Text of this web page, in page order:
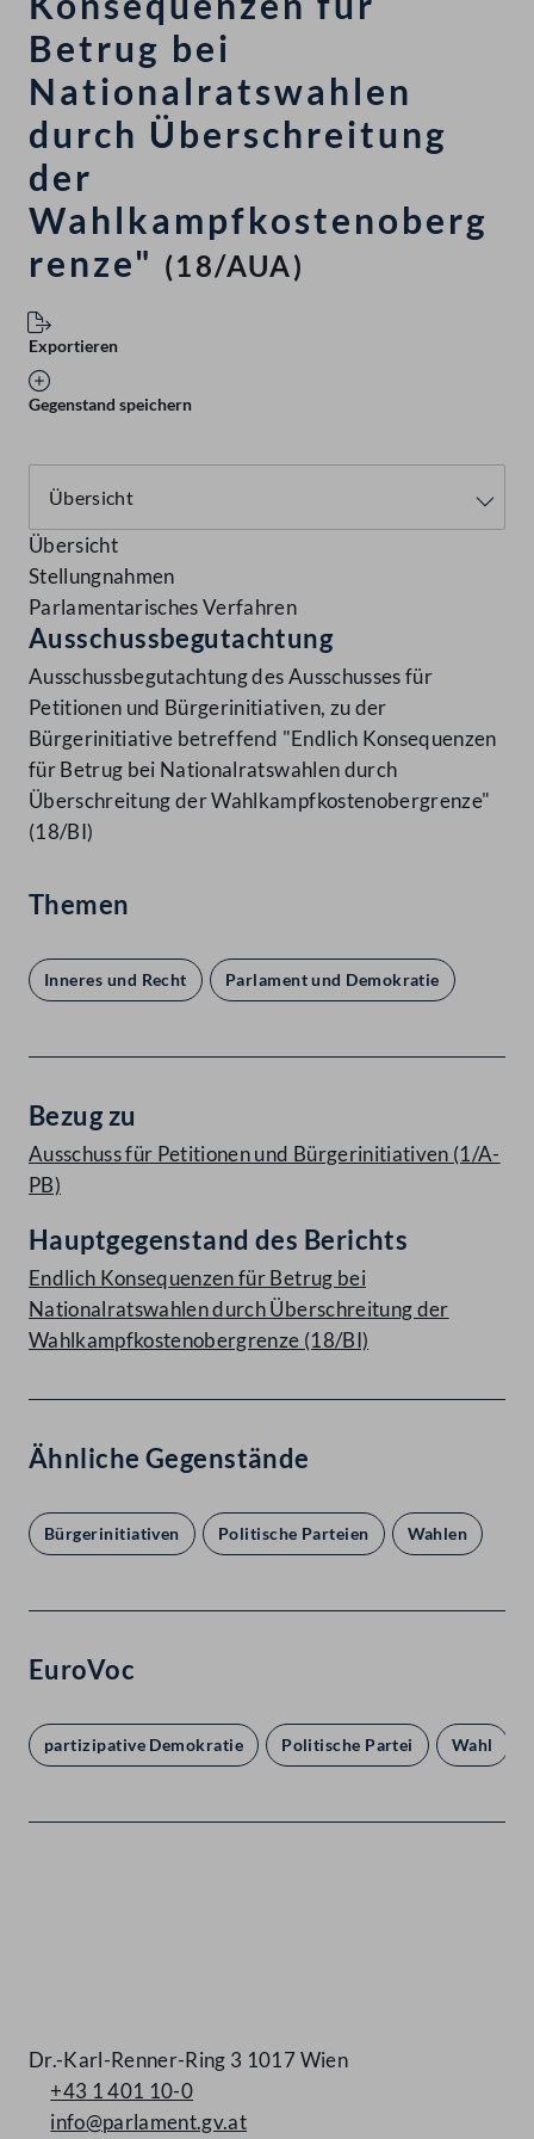
Betrug bei
Nationalratswahlen
durch Überschreitung
der
Wahlkampfkostenoberg
renze" (18/AUA)
Exportieren
Gegenstand speichern
Übersicht
Stellungnahmen
Parlamentarisches Verfahren
Ausschussbegutachtung
Ausschussbegutachtung des Ausschusses für
Petitionen und Bürgerinitiativen, zu der
Bürgerinitiative betreffend "Endlich Konsequenzen
für Betrug bei Nationalratswahlen durch
Überschreitung der Wahlkampfkostenobergrenze"
(18/BI)
Themen
Inneres und Recht Parlament und Demokratie
Bezug zu
Ausschuss für Petitionen und Bürgerinitiativen (1/A-
PB)
Hauptgegenstand des Berichts
Endlich Konsequenzen für Betrug bei
Nationalratswahlen durch Überschreitung der
Wahlkampfkostenobergrenze (18/BI)
Ähnliche Gegenstände
Bürgerinitiativen Politische Parteien Wahlen
EuroVoc
partizipative Demokratie Politische Partei Wahl
Dr.-Karl-Renner-Ring 3 1017 Wien
+43 1 401 10-0
info@parlament.gv.at